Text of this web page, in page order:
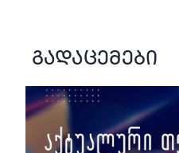
გადაცემები